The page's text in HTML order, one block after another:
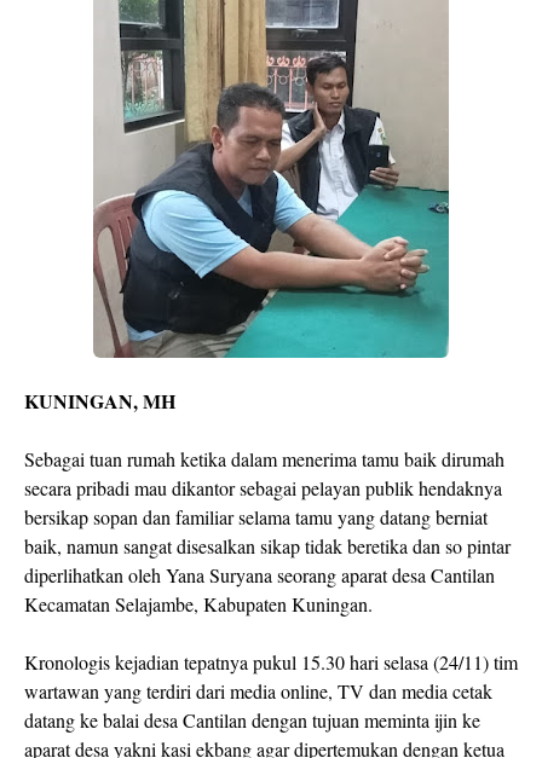
KUNINGAN, MH
Sebagai tuan rumah ketika dalam menerima tamu baik dirumah
secara pribadi mau dikantor sebagai pelayan publik hendaknya
bersikap sopan dan familiar selama tamu yang datang berniat
baik, namun sangat disesalkan sikap tidak beretika dan so pintar
diperlihatkan oleh Yana Suryana seorang aparat desa Cantilan
Kecamatan Selajambe, Kabupaten Kuningan.
Kronologis kejadian tepatnya pukul 15.30 hari selasa (24/11) tim
wartawan yang terdiri dari media online, TV dan media cetak
datang ke balai desa Cantilan dengan tujuan meminta ijin ke
aparat desa yakni kasi ekbang agar dipertemukan dengan ketua